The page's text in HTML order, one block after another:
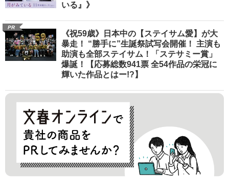
いる』》
PR
《祝59歳》日本中の【ステイサム愛】が大
暴走！ “勝手に”生誕祭試写会開催！ 主演も
助演も全部ステイサム！「ステサミー賞」
爆誕！【応募総数941票 全54作品の栄冠に
輝いた作品とはー!?】